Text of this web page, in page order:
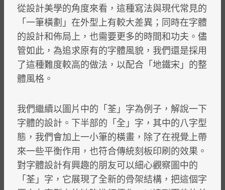
從設計美學的角度來看，這種寫法與現代常見的
「一筆橫劃」在外型上有較大差異；同時在字體
的設計和佈局上，也需要更多的時間和功夫。儘
管如此，為追求原有的字體風貌，我們還是採用
了這種難度較高的做法，以配合「地鐵宋」的整
體風格。
我們繼續以圖片中的「荃」字為例子，解說一下
字體的設計。下半部的「全」字，其中的八字型
態，我們會加上一小筆的橫畫，除了在視覺上帶
來一些平衡作用，也符合傳統刻板印刷的效果。
對字體設計有興趣的朋友可以細心觀察圖中的
「荃」字，它展現了全新的骨架結構，把這個字